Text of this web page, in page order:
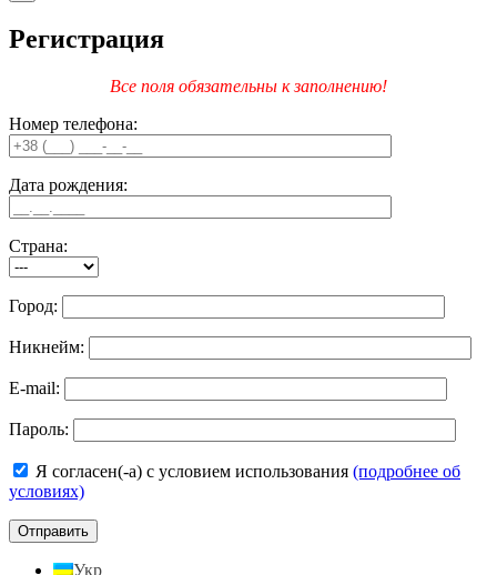
Регистрация
Все поля обязательны к заполнению!
Номер телефона:
Дата рождения:
Страна:
Город:
Никнейм:
E-mail:
Пароль:
Я согласен(-а) с условием использования (подробнее об
условиях)
Укр